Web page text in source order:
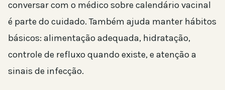
conversar com o médico sobre calendário vacinal
é parte do cuidado. Também ajuda manter hábitos
básicos: alimentação adequada, hidratação,
controle de refluxo quando existe, e atenção a
sinais de infecção.